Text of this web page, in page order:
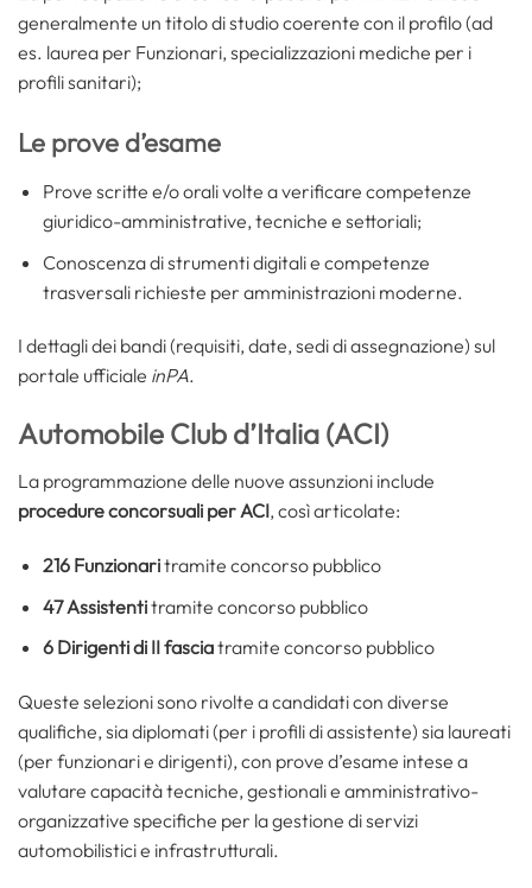
generalmente un titolo di studio coerente con il profilo (ad
es. laurea per Funzionari, specializzazioni mediche per i
profili sanitari);
Le prove d’esame
Prove scritte e/o orali volte a verificare competenze
giuridico-amministrative, tecniche e settoriali;
Conoscenza di strumenti digitali e competenze
trasversali richieste per amministrazioni moderne.
I dettagli dei bandi (requisiti, date, sedi di assegnazione) sul
portale ufficiale inPA.
Automobile Club d’Italia (ACI)
La programmazione delle nuove assunzioni include
procedure concorsuali per ACI, così articolate:
216 Funzionaritramite concorso pubblico
47 Assistentitramite concorso pubblico
6 Dirigenti di II fasciatramite concorso pubblico
Queste selezioni sono rivolte a candidati con diverse
qualifiche, sia diplomati (per i profili di assistente) sia laureati
(per funzionari e dirigenti), con prove d’esame intese a
valutare capacità tecniche, gestionali e amministrativo-
organizzative specifiche per la gestione di servizi
automobilistici e infrastrutturali.